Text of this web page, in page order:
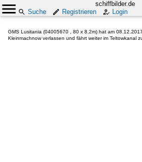
schiffbilder.de
Suche
Registrieren Login
GMS Lusitania (04005670 , 80 x 8,2m) hat am
Kleinmachnow verlassen und fährt weiter im Teltowkanal